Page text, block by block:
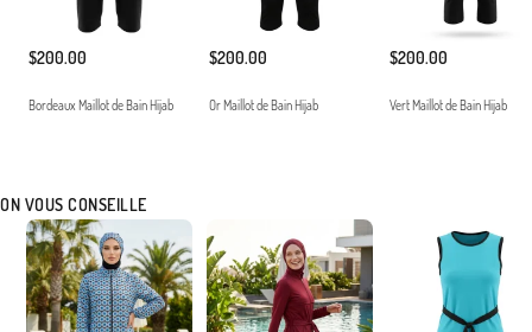
$200.00
Bordeaux Maillot de Bain Hijab
$200.00
Or Maillot de Bain Hijab
$200.00
Vert Maillot de Bain Hijab
ON VOUS CONSEILLE